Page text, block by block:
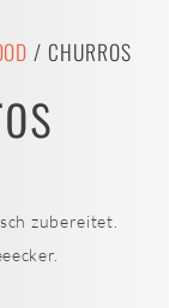
/ CHURROS
zubereitet.